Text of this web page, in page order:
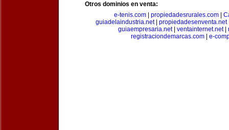
Otros dominios en venta:
e-tenis.com
propiedadesrurales.com
guiadelaindustria.net propiedadesenventa.net
guiaempresaria.net| ventainternet.net|
registraciondemarcas.com| e-